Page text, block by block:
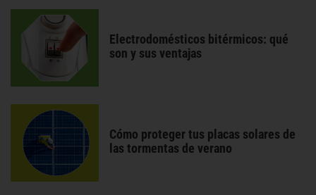
Electrodomésticos bitérmicos: qué
son y sus ventajas
Cómo proteger tus placas solares de
las tormentas de verano